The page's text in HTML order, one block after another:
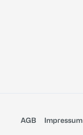
AGB Impressum